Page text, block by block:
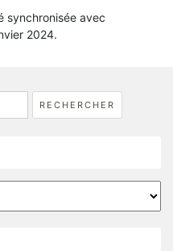
synchronisée avec
2024.